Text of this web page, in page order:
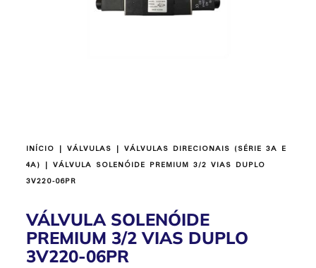
INÍCIO |VÁLVULAS |VÁLVULAS DIRECIONAIS (SÉRIE 3A E
4A) | VÁLVULA SOLENÓIDE PREMIUM 3/2 VIAS DUPLO
3V220-06PR
VÁLVULA SOLENÓIDE
PREMIUM 3/2 VIAS DUPLO
3V220-06PR